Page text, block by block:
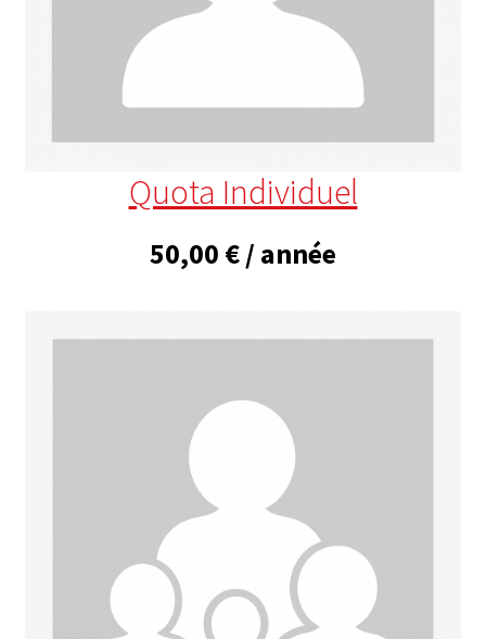
Quota Individuel
50,00 €/ année